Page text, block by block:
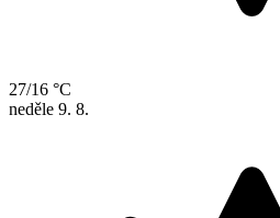
27/16 °C
neděle 9. 8.